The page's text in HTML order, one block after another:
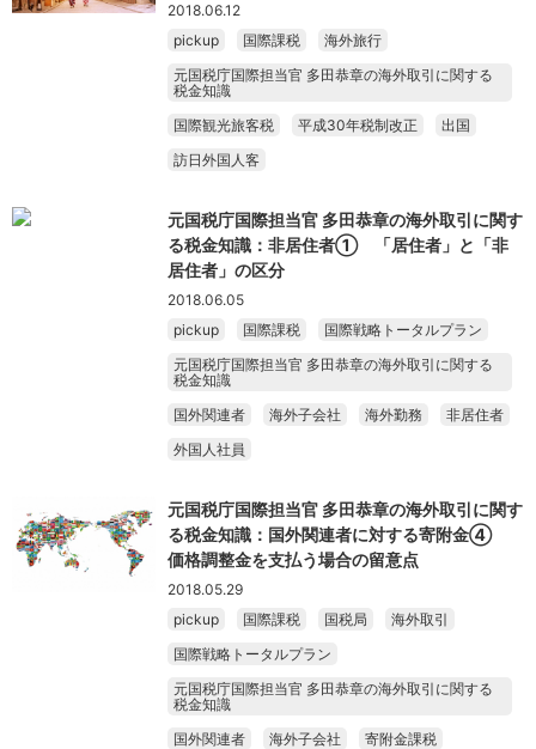
2018.06.12
pickup
国際課税
海外旅行
元国税庁国際担当官 多田恭章の海外取引に関する
税金知識
国際観光旅客税
平成30年税制改正
出国
訪日外国人客
元国税庁国際担当官 多田恭章の海外取引に関す
る税金知識：非居住者① 「居住者」と「非
居住者」の区分
2018.06.05
pickup
国際課税
国際戦略トータルプラン
元国税庁国際担当官 多田恭章の海外取引に関する
税金知識
国外関連者
海外子会社 海外勤務
非居住者
外国人社員
元国税庁国際担当官 多田恭章の海外取引に関す
る税金知識：国外関連者に対する寄附金④
価格調整金を支払う場合の留意点
2018.05.29
pickup
国際課税 国税局
海外取引
国際戦略トータルプラン
元国税庁国際担当官 多田恭章の海外取引に関する
税金知識
国外関連者
海外子会社
寄附金課税